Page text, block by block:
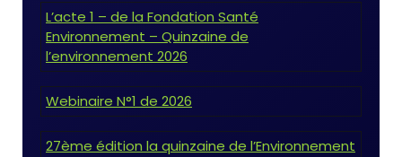
L’acte 1 – de la Fondation Santé
Environnement – Quinzaine de
l’environnement 2026
Webinaire N°1 de 2026
27ème édition la quinzaine de l’Environnement